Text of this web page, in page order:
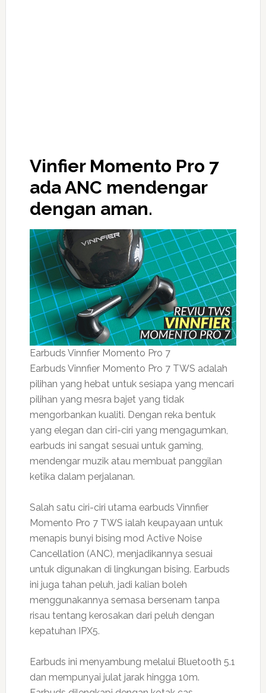
Vinfier Momento Pro 7
ada ANC mendengar
dengan aman.
Earbuds Vinnfier Momento Pro 7
Earbuds Vinnfier Momento Pro 7 TWS adalah
pilihan yang hebat untuk sesiapa yang mencari
pilihan yang mesra bajet yang tidak
mengorbankan kualiti. Dengan reka bentuk
yang elegan dan ciri-ciri yang mengagumkan,
earbuds ini sangat sesuai untuk gaming,
mendengar muzik atau membuat panggilan
ketika dalam perjalanan.
Salah satu ciri-ciri utama earbuds Vinnfier
Momento Pro 7 TWS ialah keupayaan untuk
menapis bunyi bising mod Active Noise
Cancellation (ANC), menjadikannya sesuai
untuk digunakan di lingkungan bising. Earbuds
ini juga tahan peluh, jadi kalian boleh
menggunakannya semasa bersenam tanpa
risau tentang kerosakan dari peluh dengan
kepatuhan IPX5.
Earbuds ini menyambung melalui Bluetooth 5.1
dan mempunyai julat jarak hingga 10m.